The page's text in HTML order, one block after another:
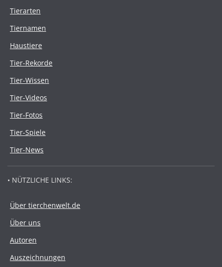
Tierarten
Tiernamen
Haustiere
Tier-Rekorde
Tier-Wissen
Tier-Videos
Tier-Fotos
Tier-Spiele
Tier-News
• NÜTZLICHE LINKS:
Über tierchenwelt.de
Über uns
Autoren
Auszeichnungen